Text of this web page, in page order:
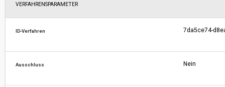
VERFAHRENSPARAMETER
ID-Verfahren 7da5ce74-
Ausschluss Nein